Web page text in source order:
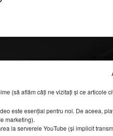
(să aflăm câți ne vizitați și ce articole
este esențial pentru noi. De aceea,
marketing).
la serverele YouTube (și implicit